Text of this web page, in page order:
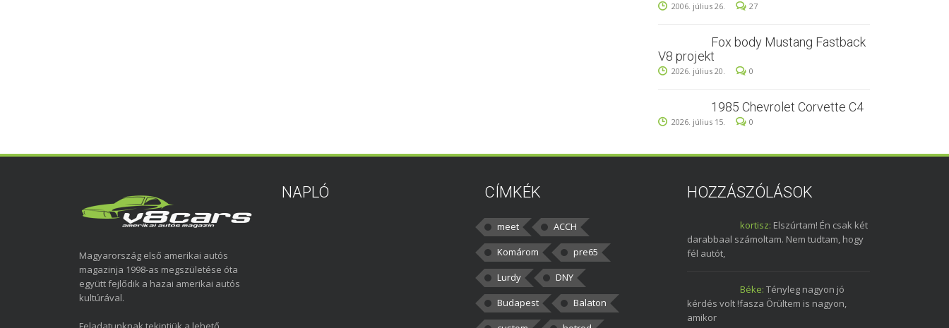
2006. július 26. 27
Fox body Mustang Fastback
V8 projekt
2026. július 20. 0
1985 Chevrolet Corvette C4
2026. július 15. 0
Magyarország első amerikai autós
magazinja 1998-as megszületése óta
együtt fejlődik a hazai amerikai autós
kultúrával.
NAPLÓ CÍMKÉK
meet
ACCH
Komárom
pre65
Lurdy
DNY
Budapest
Balaton
HOZZÁSZÓLÁSOK
kortisz: Elszúrtam! Én csak két
darabbaal számoltam. Nem tudtam, hogy
fél autót,
Béke: Tényleg nagyon jó
kérdés volt !fasza Örültem is nagyon,
amikor